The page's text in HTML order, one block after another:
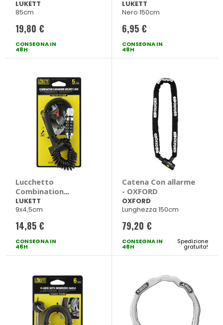
Folding Lock -
LUKETT
LUKETT
85cm
19,80 €
CONSEGNA IN
48H
LUKETT
Nero 150cm
6,95 €
CONSEGNA IN
48H
Lucchetto
Combination
Carabiner Helmet
Lock - LUKETT
LUKETT
9x4,5cm
14,85 €
CONSEGNA IN
48H
Catena Con allarme
- OXFORD
OXFORD
Lunghezza 150cm
79,20 €
CONSEGNA IN
48H
Spedizione
gratuita!